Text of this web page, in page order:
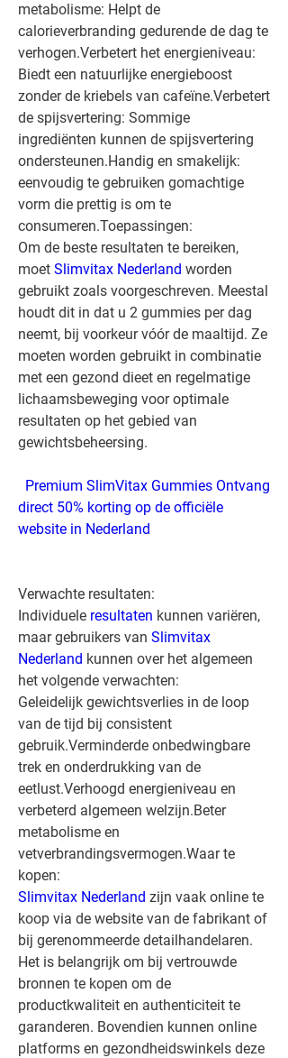
metabolisme: Helpt de
calorieverbranding gedurende de dag te
verhogen.Verbetert het energieniveau:
Biedt een natuurlijke energieboost
zonder de kriebels van cafeïne.Verbetert
de spijsvertering: Sommige
ingrediënten kunnen de spijsvertering
ondersteunen.Handig en smakelijk:
eenvoudig te gebruiken gomachtige
vorm die prettig is om te
consumeren.Toepassingen:
Om de beste resultaten te bereiken,
moet Slimvitax Nederland worden
gebruikt zoals voorgeschreven. Meestal
houdt dit in dat u 2 gummies per dag
neemt, bij voorkeur vóór de maaltijd. Ze
moeten worden gebruikt in combinatie
met een gezond dieet en regelmatige
lichaamsbeweging voor optimale
resultaten op het gebied van
gewichtsbeheersing.
Premium SlimVitax Gummies Ontvang
direct 50% korting op de officiële
website in Nederland
Verwachte resultaten:
Individuele resultaten kunnen variëren,
maar gebruikers van Slimvitax
Nederland kunnen over het algemeen
het volgende verwachten:
Geleidelijk gewichtsverlies in de loop
van de tijd bij consistent
gebruik.Verminderde onbedwingbare
trek en onderdrukking van de
eetlust.Verhoogd energieniveau en
verbeterd algemeen welzijn.Beter
metabolisme en
vetverbrandingsvermogen.Waar te
kopen:
Slimvitax Nederland zijn vaak online te
koop via de website van de fabrikant of
bij gerenommeerde detailhandelaren.
Het is belangrijk om bij vertrouwde
bronnen te kopen om de
productkwaliteit en authenticiteit te
garanderen. Bovendien kunnen online
platforms en gezondheidswinkels deze